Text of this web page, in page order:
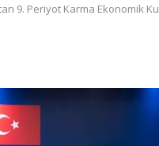
9. Periyot Karma Ekonomik